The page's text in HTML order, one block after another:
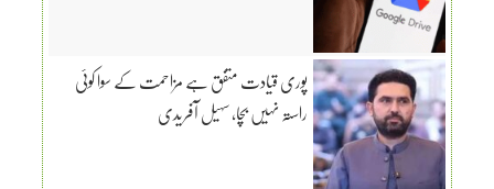
پوری قیادت متفق ہے مزاحمت کے سوا کوئی
راستہ نہیں بچا، سہیل آفریدی